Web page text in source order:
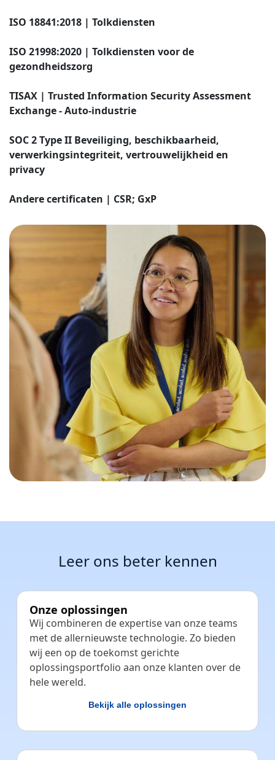
ISO 18841:2018 | Tolkdiensten
ISO 21998:2020 | Tolkdiensten voor de
gezondheidszorg
TISAX | Trusted Information Security Assessment
Exchange - Auto-industrie
SOC 2 Type II Beveiliging, beschikbaarheid,
verwerkingsintegriteit, vertrouwelijkheid en
privacy
Andere certificaten | CSR; GxP
Leer ons beter kennen
Onze oplossingen
Wij combineren de expertise van onze teams
met de allernieuwste technologie. Zo bieden
wij een op de toekomst gerichte
oplossingsportfolio aan onze klanten over de
hele wereld.
Bekijk alle oplossingen